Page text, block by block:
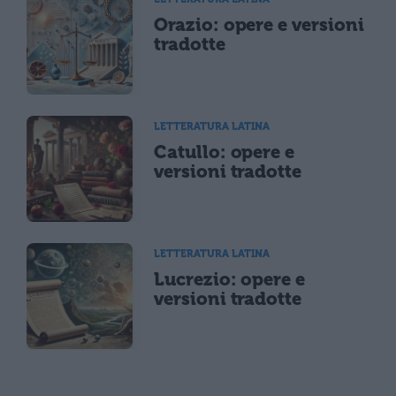
Orazio: opere e versioni
tradotte
LETTERATURA LATINA
Catullo: opere e
versioni tradotte
LETTERATURA LATINA
Lucrezio: opere e
versioni tradotte